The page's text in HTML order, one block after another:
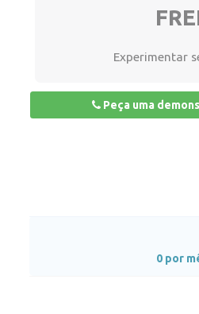
Experimentar
Peça uma
0 por